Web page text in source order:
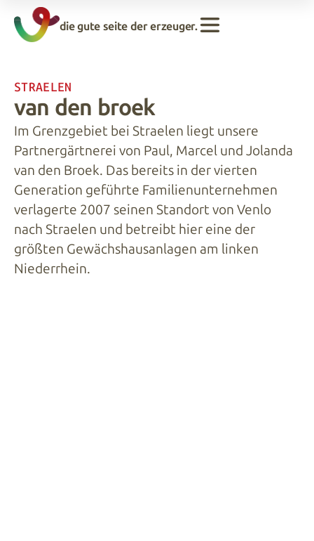
die gute seite der erzeuger.
STRAELEN
van den broek
Im Grenzgebiet bei Straelen liegt unsere
Partnergärtnerei von Paul, Marcel und Jolanda
van den Broek. Das bereits in der vierten
Generation geführte Familienunternehmen
verlagerte 2007 seinen Standort von Venlo
nach Straelen und betreibt hier eine der
größten Gewächshausanlagen am linken
Niederrhein.